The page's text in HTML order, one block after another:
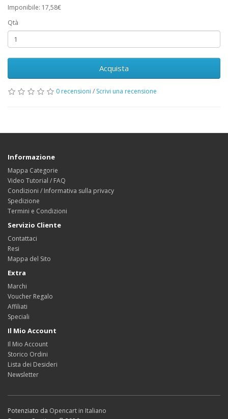
Imponibile: 17,58€
Qtà
Acquista
0 recensioni / Scrivi una recensione
Informazione
Mappa Categorie
Video Tutorial / FAQ
Condizioni / Informativa sulla privacy
Spedizione
Termini e Condizioni
Servizio Cliente
Contattaci
Resi
Mappa del Sito
Extra
Marchi
Voucher Regalo
Affiliati
Speciali
Il Mio Account
Il Mio Account
Storico Ordini
Lista dei Desideri
Newsletter
Potenziato da Opencart in Italiano